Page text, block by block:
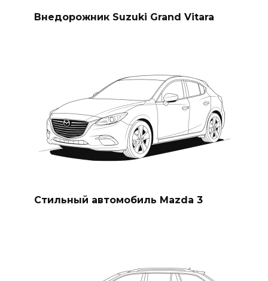
Внедорожник Suzuki Grand Vitara
Стильный автомобиль Mazda 3